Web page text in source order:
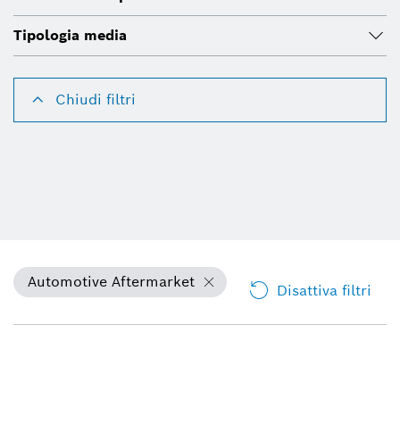
Tipologia media
Chiudi filtri
Automotive Aftermarket Disattiva filtri